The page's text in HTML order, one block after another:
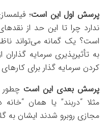
پرسش اول این است؛
ندارد چرا تا این حد از
است؟ یک گمانه می‌تواند
به تأثیرپذیری سرمایه
کردن سرمایه گذار برای
پرسش بعدی این است چطور
مثلا “دربند” یا همان
مجازی روبرو شدند ایشان به